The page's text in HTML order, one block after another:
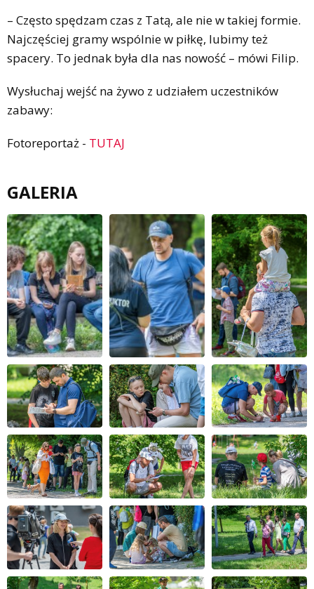
– Często spędzam czas z Tatą, ale nie w takiej formie.
Najczęściej gramy wspólnie w piłkę, lubimy też
spacery. To jednak była dla nas nowość – mówi Filip.
Wysłuchaj wejść na żywo z udziałem uczestników
zabawy:
Fotoreportaż - TUTAJ
GALERIA